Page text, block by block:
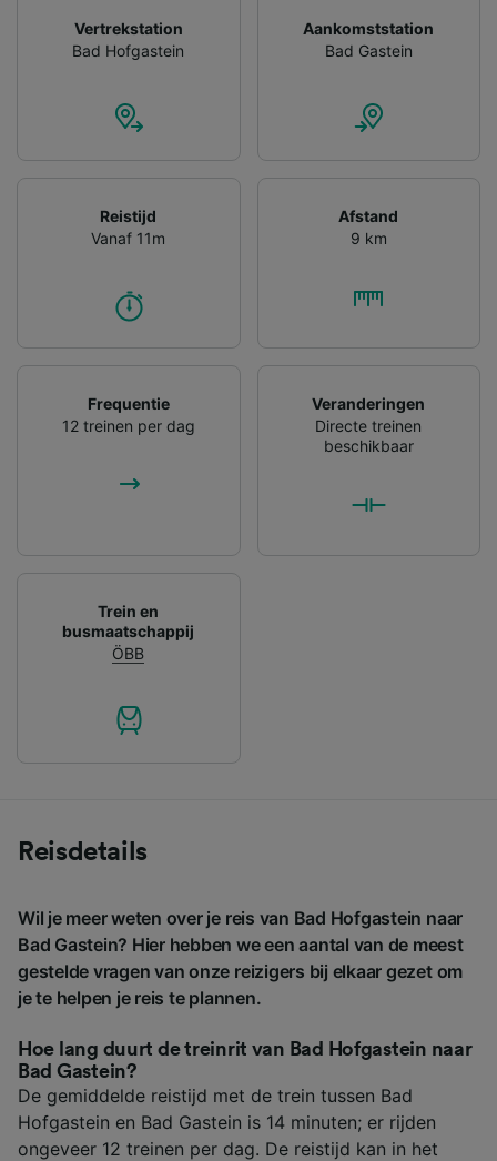
Vertrekstation
Bad Hofgastein
Aankomststation
Bad Gastein
Reistijd
Vanaf 11m
Afstand
9 km
Frequentie
12 treinen per dag
Veranderingen
Directe treinen
beschikbaar
Trein en
busmaatschappij
ÖBB
Reisdetails
Wil je meer weten over je reis van Bad Hofgastein naar
Bad Gastein? Hier hebben we een aantal van de meest
gestelde vragen van onze reizigers bij elkaar gezet om
je te helpen je reis te plannen.
Hoe lang duurt de treinrit van Bad Hofgastein naar
Bad Gastein?
De gemiddelde reistijd met de trein tussen Bad
Hofgastein en Bad Gastein is 14 minuten; er rijden
ongeveer 12 treinen per dag. De reistijd kan in het
Wij en onze partners verwerken gegevens
Precieze geolocatiegegevens gebruiken. De
apparaatkenmerken actief scannen ter
opslaan en/of openen. Gepersonaliseerde
advertenties en content, advertentie- en
contentmetingen, doelgroepenonderzoek en
ontwikkeling van diensten.